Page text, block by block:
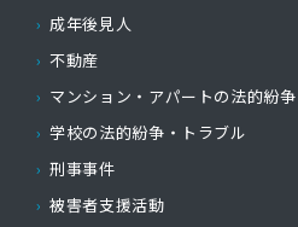
成年後見人
不動産
マンション・アパートの法的紛争
学校の法的紛争・トラブル
刑事事件
被害者支援活動